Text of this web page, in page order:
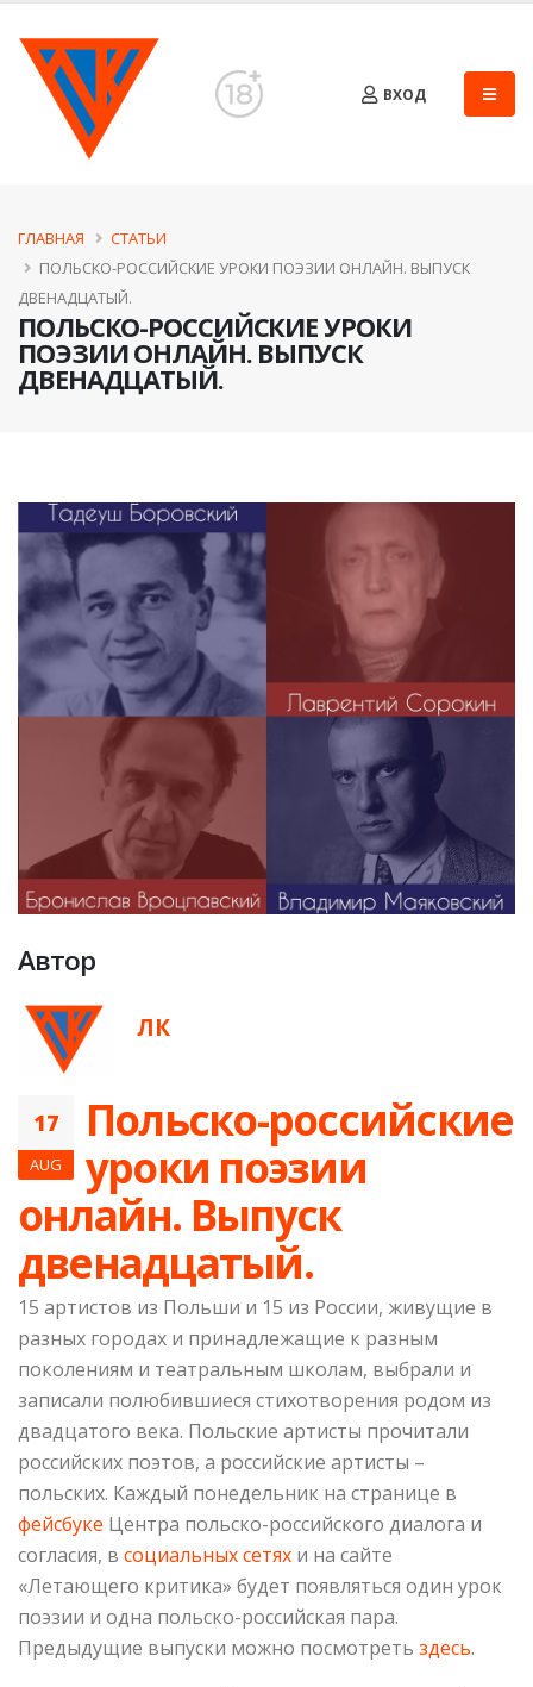
ВХОД
ПОЛЬСКО-РОССИЙСКИЕ УРОКИ
ПОЭЗИИ ОНЛАЙН. ВЫПУСК
ДВЕНАДЦАТЫЙ.
ГЛАВНАЯ
СТАТЬИ
ПОЛЬСКО-РОССИЙСКИЕ УРОКИ ПОЭЗИИ ОНЛАЙН. ВЫПУСК
ДВЕНАДЦАТЫЙ.
Автор
ЛК
17
AUG
Польско-российские
уроки поэзии
онлайн. Выпуск
двенадцатый.
15 артистов из Польши и 15 из России, живущие в
разных городах и принадлежащие к разным
поколениям и театральным школам, выбрали и
записали полюбившиеся стихотворения родом из
двадцатого века. Польские артисты прочитали
российских поэтов, а российские артисты –
польских. Каждый понедельник на странице в
фейсбуке Центра польско-российского диалога и
согласия, в социальных сетях и на сайте
«Летающего критика» будет появляться один урок
поэзии и одна польско-российская пара.
Предыдущие выпуски можно посмотреть здесь.